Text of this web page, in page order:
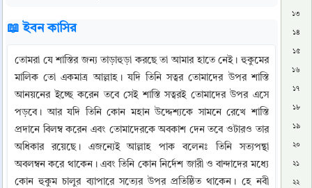
📖 ইবন কাসির
তোমরা যে শাস্তির জন্য তাড়াহুড়া করছে তা আমার হাতে নেই। হুকুমের
মালিক তো একমাত্র আল্লাহ। যদি তিনি সত্বর তোমাদের উপর শাস্তি
আনয়নের ইচ্ছে করেন তবে সেই শাস্তি সত্বরই তোমাদের উপর এসে
পড়বে। আর যদি তিনি কোন মহান উদ্দেশ্যকে সামনে রেখে শাস্তি
প্রদানে বিলম্ব করেন এবং তোমাদেরকে অবকাশ দেন তবে ওটারও তার
অধিকার রয়েছে। এজন্যেই আল্লাহ পাক বলেনঃ তিনি সত্যপন্থা
অবলম্বন করে থাকেন। এবং তিনি কোন নির্দেশ জারী ও বান্দাদের মধ্যে
কোন হুকুম চালুর ব্যাপারে সত্যের উপর প্রতিষ্ঠিত থাকেন। হে নবী
১৩
১৪
১৫
১৬
১৭
১৮
১৯
২০
২১
২২
Copy